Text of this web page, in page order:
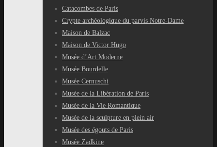
Catacombes de Paris
Crypte archéologique du parvis Notre-Dame
Maison de Balzac
Maison de Victor Hugo
Musée d’Art Moderne
Musée Bourdelle
Musée Cernuschi
Musée de la Libération de Paris
Musée de la Vie Romantique
Musée de la sculpture en plein air
Musée des égouts de Paris
Musée Zadkine